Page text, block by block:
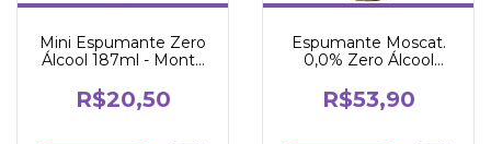
Mini Espumante Zero
Álcool 187ml - Monte
R$20,50
Espumante Moscat.
0,0% Zero Álcool
R$53,90